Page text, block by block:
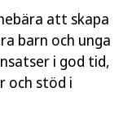
att skapa
barn och unga
i god tid,
och stöd i